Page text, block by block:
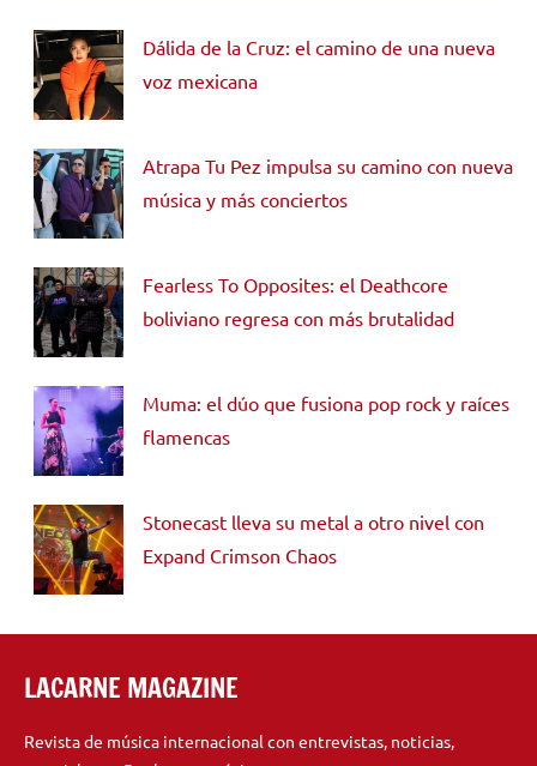
Dálida de la Cruz: el camino de una nueva
voz mexicana
Atrapa Tu Pez impulsa su camino con nueva
música y más conciertos
Fearless To Opposites: el Deathcore
boliviano regresa con más brutalidad
Muma: el dúo que fusiona pop rock y raíces
flamencas
Stonecast lleva su metal a otro nivel con
Expand Crimson Chaos
LACARNE MAGAZINE
Revista de música internacional con entrevistas, noticias,